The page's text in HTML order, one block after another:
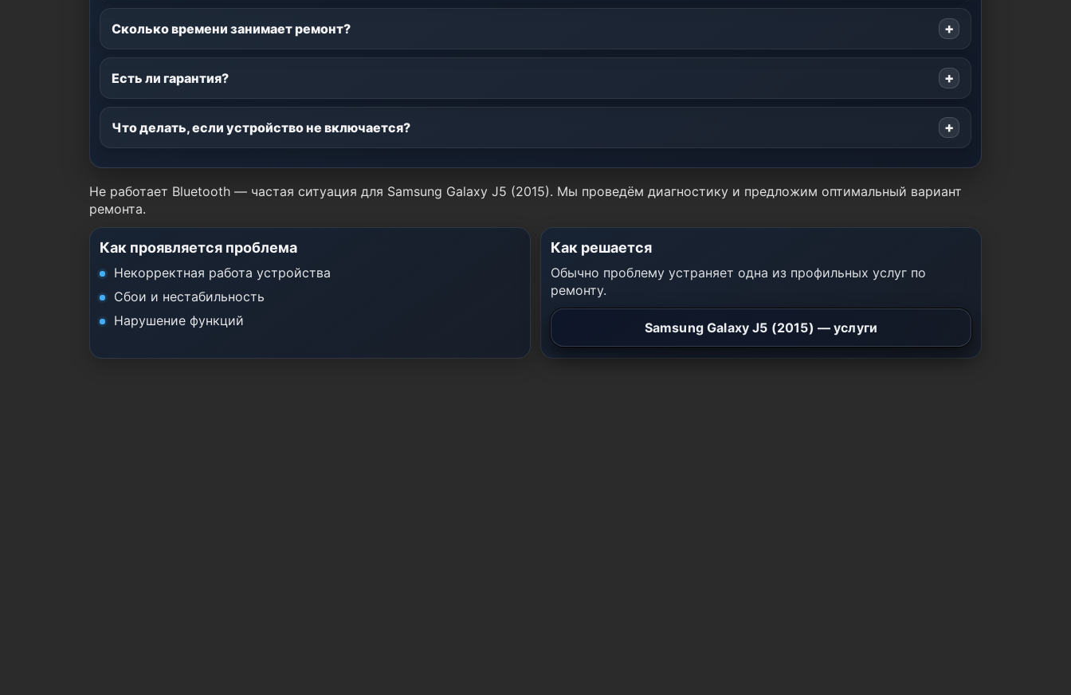
Сколько времени занимает ремонт?
Есть ли гарантия?
Что делать, если устройство не включается?
Не работает Bluetooth — частая ситуация для Samsung Galaxy J5 (2015). Мы проведём диагностику и предложим оптимальный вариант
ремонта.
Как проявляется проблема
Некорректная работа устройства
Сбои и нестабильность
Нарушение функций
Как решается
Обычно проблему устраняет одна из профильных услуг по
ремонту.
Samsung Galaxy J5 (2015) — услуги